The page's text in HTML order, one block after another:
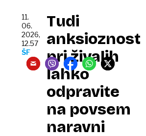
Tudi
anksioznost
pri živalih
lahko
odpravite
na povsem
naravni
11.
06.
2026,
12.57
ŠF